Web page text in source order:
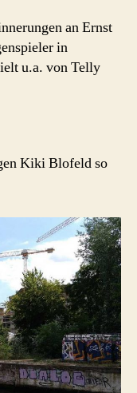
an Ernst
in
u.a. von Telly
Kiki Blofeld so